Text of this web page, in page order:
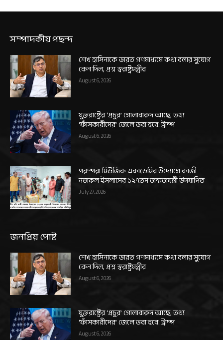
সম্পাদকীয় পছন্দ
শেখ হাসিনাকে ভারত গণমাধ্যমে কথা বলার সুযোগ
কেন দিল, প্রশ্ন স্বরাষ্ট্রমন্ত্রীর
August 6, 2026
যুক্তরাষ্ট্রের ‘প্রচুর’ গোলাবারুদ আছে, তথ্য
‘ফাঁসকারীদের’ জেলে ভরা হবে: ট্রাম্প
August 6, 2026
পরম্পরা মিউজিক একাডেমির উদ্যোগে কাজী
নজরুল ইসলামের ১২৭তম জন্মজয়ন্তী উদযাপিত
July 27, 2026
জনপ্রিয় পোষ্ট
শেখ হাসিনাকে ভারত গণমাধ্যমে কথা বলার সুযোগ
কেন দিল, প্রশ্ন স্বরাষ্ট্রমন্ত্রীর
August 6, 2026
যুক্তরাষ্ট্রের ‘প্রচুর’ গোলাবারুদ আছে, তথ্য
‘ফাঁসকারীদের’ জেলে ভরা হবে: ট্রাম্প
August 6, 2026